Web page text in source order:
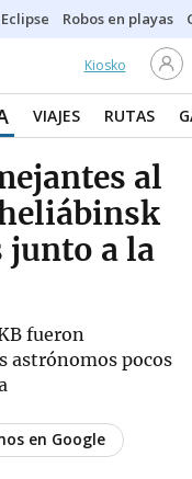
Eclipse Robos en playas
Kiosko
VIAJES RUTAS
al
junto a la
fueron
astrónomos pocos
en Google